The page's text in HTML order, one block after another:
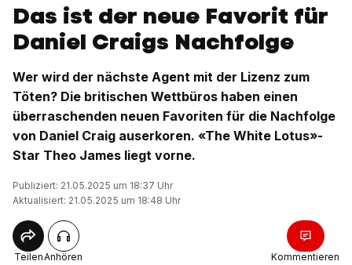
Das ist der neue Favorit für
Daniel Craigs Nachfolge
Wer wird der nächste Agent mit der Lizenz zum
Töten? Die britischen Wettbüros haben einen
überraschenden neuen Favoriten für die Nachfolge
von Daniel Craig auserkoren. «The White Lotus»-
Star Theo James liegt vorne.
Publiziert: 21.05.2025 um 18:37 Uhr
Aktualisiert: 21.05.2025 um 18:48 Uhr
TeilenAnhören Kommentieren